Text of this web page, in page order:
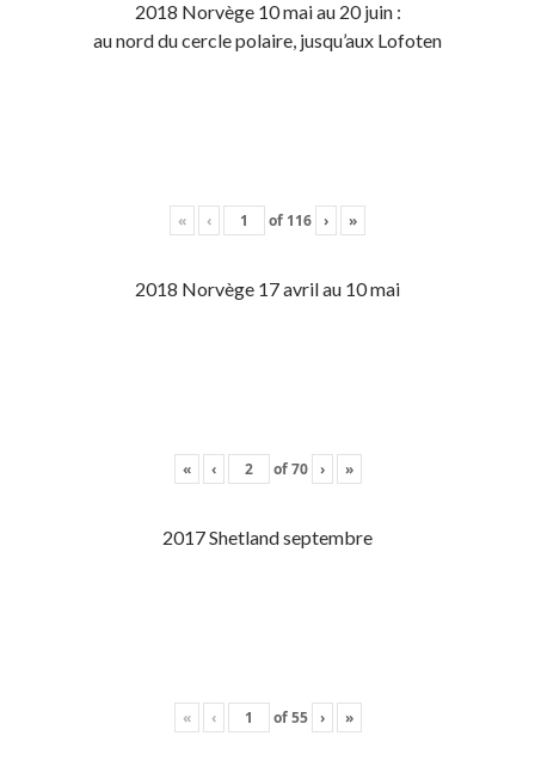
2018 Norvège 10 mai au 20 juin :
au nord du cercle polaire, jusqu’aux Lofoten
« ‹ of 116 › »
2018 Norvège 17 avril au 10 mai
« ‹ of70 › »
2017 Shetland septembre
« ‹ of55 › »